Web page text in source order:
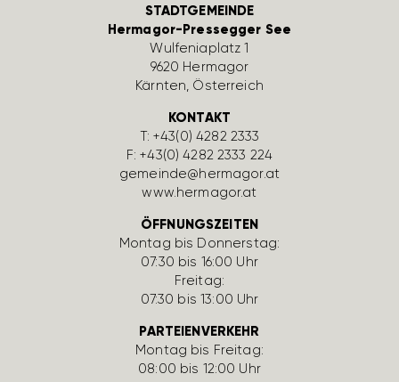
STADTGEMEINDE
Hermagor-Pressegger See
Wulfe­nia­platz 1
9620 Hermagor
Kärnten, Öster­reich
KONTAKT
T:+43(0) 4282 2333
F: +43(0) 4282 2333 224
gemeinde@hermagor.at
www.hermagor.at
ÖFFNUNGSZEITEN
Montag bis Donnerstag:
07:30 bis 16:00 Uhr
Freitag:
07:30 bis 13:00 Uhr
PARTEIENVERKEHR
Montag bis Freitag:
08:00 bis 12:00 Uhr